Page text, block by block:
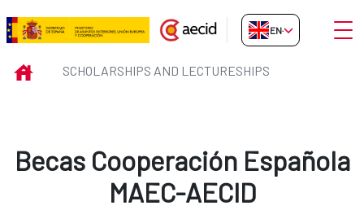
Skip to Main Content
Scholarships and Lectureships
EN-GB
INICIOSCHOLARSHIPS AND LECTURESHIPS
Becas Cooperación Española
MAEC-AECID